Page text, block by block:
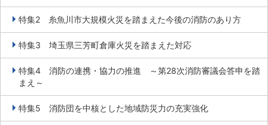
特集2 糸魚川市大規模火災を踏まえた今後の消防のあり方
特集3 埼玉県三芳町倉庫火災を踏まえた対応
特集4 消防の連携・協力の推進 ～第28次消防審議会答申を踏
まえ～
特集5 消防団を中核とした地域防災力の充実強化